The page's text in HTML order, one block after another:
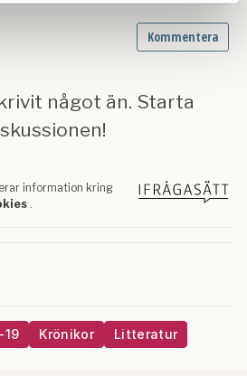
informationen med annan
tillhandahållit eller som de har
deras tjänster.
19 Krönikor Litteratur